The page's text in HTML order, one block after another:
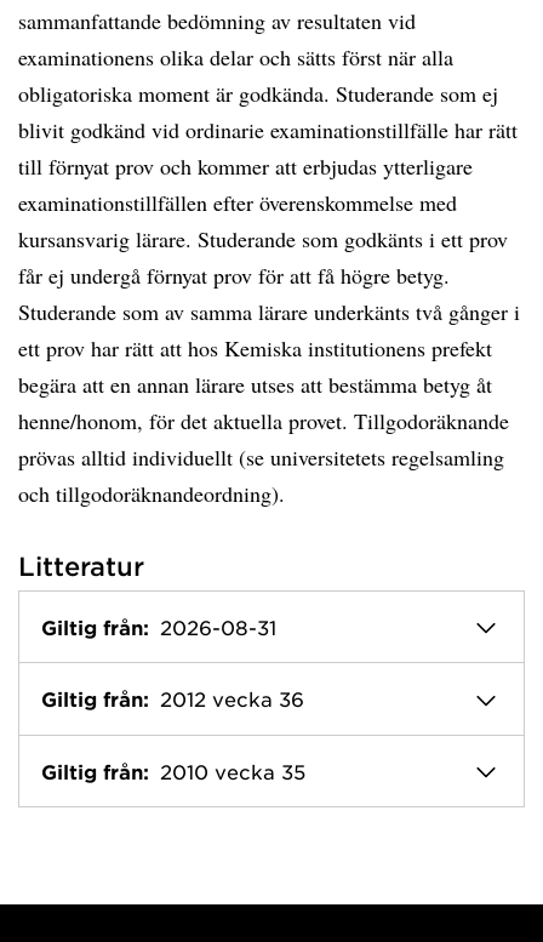
sammanfattande bedömning av resultaten vid
examinationens olika delar och sätts först när alla
obligatoriska moment är godkända. Studerande som ej
blivit godkänd vid ordinarie examinationstillfälle har rätt
till förnyat prov och kommer att erbjudas ytterligare
examinationstillfällen efter överenskommelse med
kursansvarig lärare. Studerande som godkänts i ett prov
får ej undergå förnyat prov för att få högre betyg.
Studerande som av samma lärare underkänts två gånger i
ett prov har rätt att hos Kemiska institutionens prefekt
begära att en annan lärare utses att bestämma betyg åt
henne/honom, för det aktuella provet. Tillgodoräknande
prövas alltid individuellt (se universitetets regelsamling
och tillgodoräknandeordning).
Litteratur
Giltig från: 2026-08-31
Giltig från: 2012 vecka 36
Giltig från: 2010 vecka 35